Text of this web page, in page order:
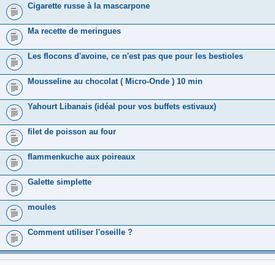
Cigarette russe à la mascarpone
Ma recette de meringues
Les flocons d'avoine, ce n'est pas que pour les bestioles
Mousseline au chocolat ( Micro-Onde ) 10 min
Yahourt Libanais (idéal pour vos buffets estivaux)
filet de poisson au four
flammenkuche aux poireaux
Galette simplette
moules
Comment utiliser l'oseille ?